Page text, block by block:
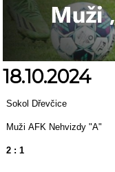
18.10.2024
Sokol Dřevčice
Muži AFK Nehvizdy "A"
2 : 1